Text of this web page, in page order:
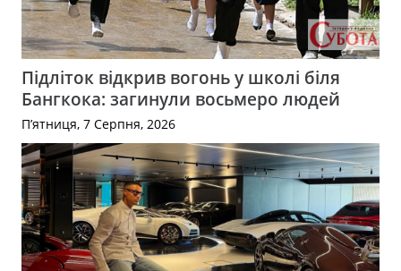
Підліток відкрив вогонь у школі біля
Бангкока: загинули восьмеро людей
П’ятниця, 7 Серпня, 2026